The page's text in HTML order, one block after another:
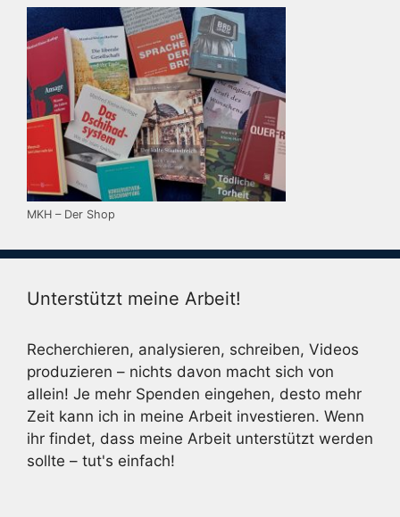
MKH – Der Shop
Unterstützt meine Arbeit!
Recherchieren, analysieren, schreiben, Videos
produzieren – nichts davon macht sich von
allein! Je mehr Spenden eingehen, desto mehr
Zeit kann ich in meine Arbeit investieren. Wenn
ihr findet, dass meine Arbeit unterstützt werden
sollte – tut's einfach!